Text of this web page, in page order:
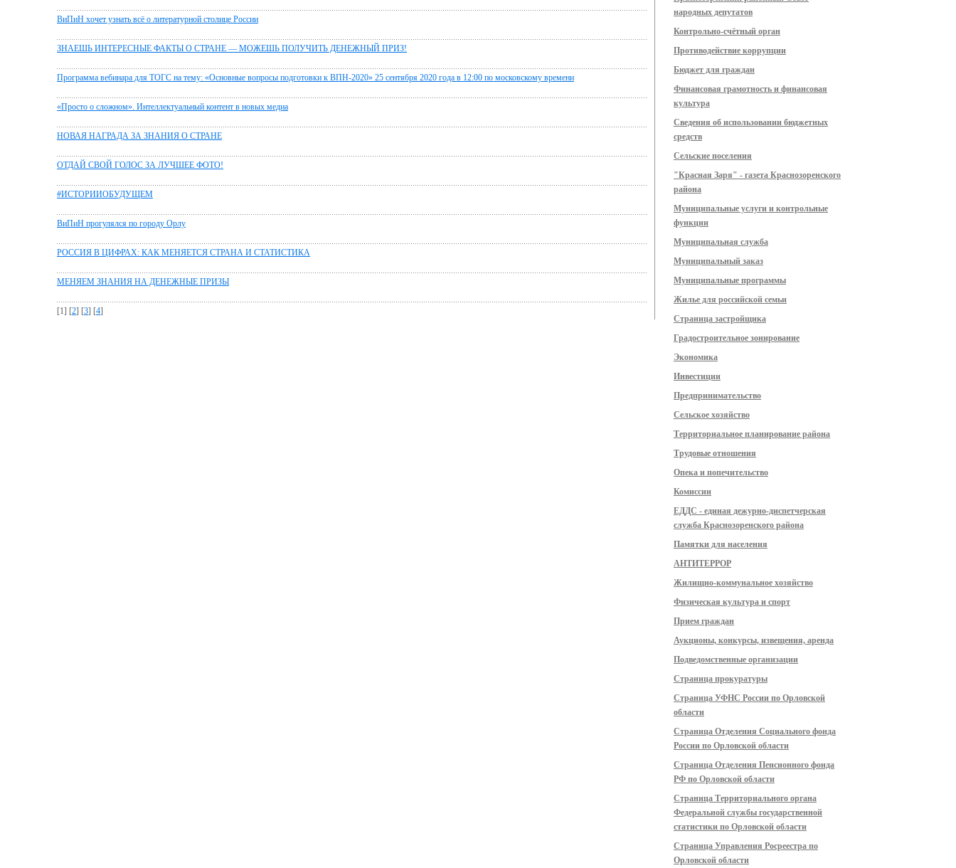
ВиПиН хочет узнать всё о литературной столице России
ЗНАЕШЬ ИНТЕРЕСНЫЕ ФАКТЫ О СТРАНЕ — МОЖЕШЬ ПОЛУЧИТЬ ДЕНЕЖНЫЙ ПРИЗ!
Программа вебинара для ТОГС на тему: «Основные вопросы подготовки к ВПН-2020» 25 сентября 2020 года в 12:00 по московскому времени
«Просто о сложном». Интеллектуальный контент в новых медиа
НОВАЯ НАГРАДА ЗА ЗНАНИЯ О СТРАНЕ
ОТДАЙ СВОЙ ГОЛОС ЗА ЛУЧШЕЕ ФОТО!
#ИСТОРИИОБУДУЩЕМ
ВиПиН прогулялся по городу Орлу
РОССИЯ В ЦИФРАХ: КАК МЕНЯЕТСЯ СТРАНА И СТАТИСТИКА
МЕНЯЕМ ЗНАНИЯ НА ДЕНЕЖНЫЕ ПРИЗЫ
[1] [2] [3] [4]
народных депутатов
Контрольно-счётный орган
Противодействие коррупции
Бюджет для граждан
Финансовая грамотность и финансовая
культура
Сведения об использовании бюджетных
средств
Сельские поселения
"Красная Заря" - газета Краснозоренского
района
Муниципальные услуги и контрольные
функции
Муниципальная служба
Муниципальный заказ
Муниципальные программы
Жилье для российской семьи
Страница застройщика
Градостроительное зонирование
Экономика
Инвестиции
Предпринимательство
Сельское хозяйство
Территориальное планирование района
Трудовые отношения
Опека и попечительство
Комиссии
ЕДДС - единая дежурно-диспетчерская
служба Краснозоренского района
Памятки для населения
АНТИТЕРРОР
Жилищно-коммунальное хозяйство
Физическая культура и спорт
Прием граждан
Аукционы, конкурсы, извещения, аренда
Подведомственные организации
Страница прокуратуры
Страница УФНС России по Орловской
области
Страница Отделения Социального фонда
России по Орловской области
Страница Отделения Пенсионного фонда
РФ по Орловской области
Страница Территориального органа
Федеральной службы государственной
статистики по Орловской области
Страница Управления Росреестра по
Орловской области